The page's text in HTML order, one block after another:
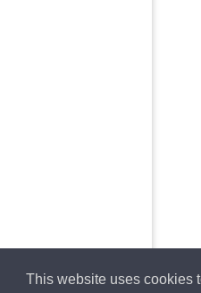
This website uses cookies